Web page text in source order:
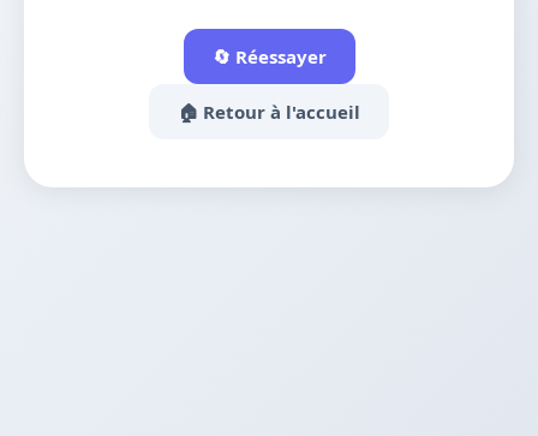
🔄 Réessayer
🏠 Retour à l'accueil